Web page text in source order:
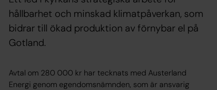
hållbarhet och minskad klimatpåverkan, som
bidrar till ökad produktion av förnybar el på
Gotland.
Avtal om 280 000 kr har tecknats med Austerland
Energi genom egendomsnämnden, som är ansvarig